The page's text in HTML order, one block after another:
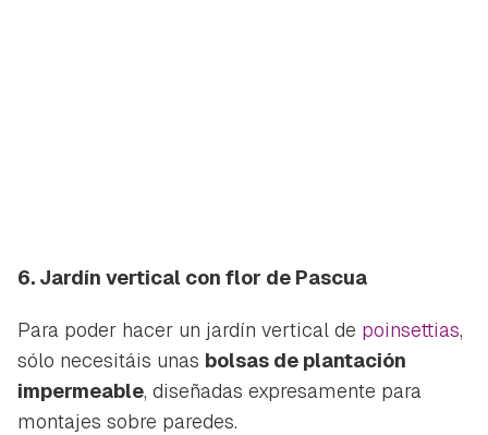
6. Jardín vertical con flor de Pascua
Para poder hacer un jardín vertical de poinsettias,
sólo necesitáis unas bolsas de plantación
impermeable, diseñadas expresamente para
montajes sobre paredes.